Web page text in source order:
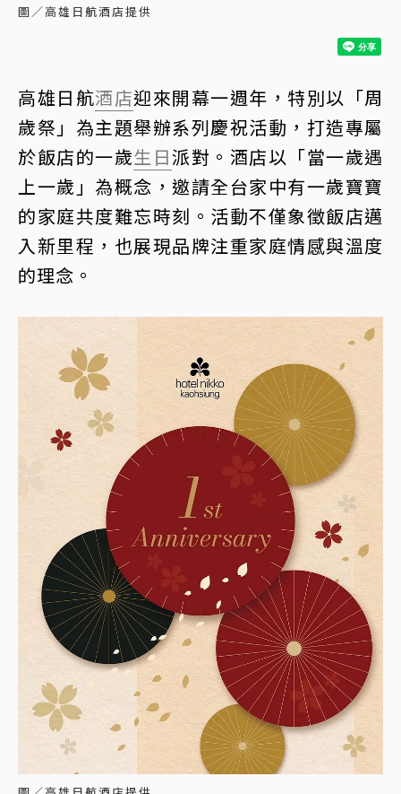
圖／高雄日航酒店提供
高雄日航酒店迎來開幕一週年，特別以「周
歲祭」為主題舉辦系列慶祝活動，打造專屬
於飯店的一歲生日派對。酒店以「當一歲遇
上一歲」為概念，邀請全台家中有一歲寶寶
的家庭共度難忘時刻。活動不僅象徵飯店邁
入新里程，也展現品牌注重家庭情感與溫度
的理念。